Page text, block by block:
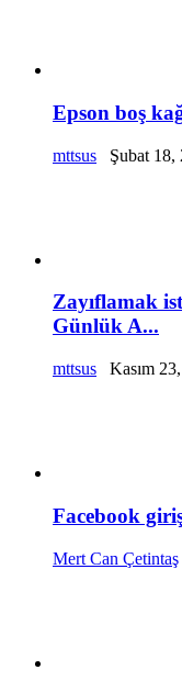
Epson boş
mttsus Şubat 18,
Zayıflamak
Günlük A...
mttsus Kasım
Facebook
Mert Can Çetintaş